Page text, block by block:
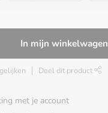
In mijn winkelwagen
Deel dit product
met je account